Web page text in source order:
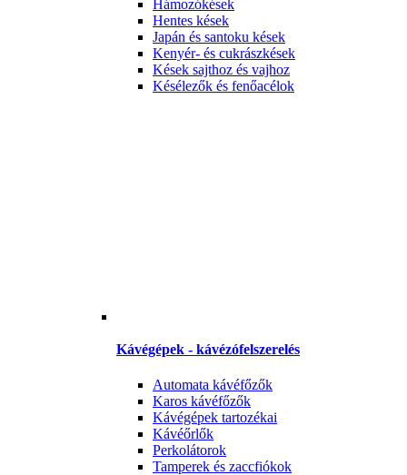
Hámozókések
Hentes kések
Japán és santoku kések
Kenyér- és cukrászkések
Kések sajthoz és vajhoz
Késélezők és fenőacélok
Kávégépek - kávézófelszerelés
Automata kávéfőzők
Karos kávéfőzők
Kávégépek tartozékai
Kávéőrlők
Perkolátorok
Tamperek és zaccfiókok